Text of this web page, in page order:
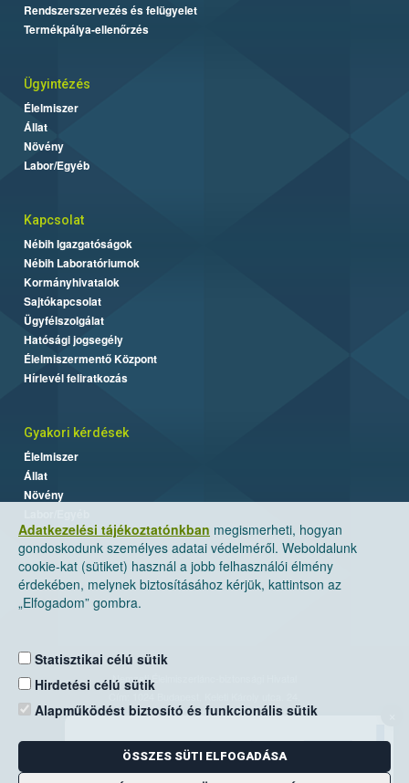
Adatkezelési tájékoztatónkban megismerheti, hogyan
gondoskodunk személyes adatai védelméről. Weboldalunk
cookie-kat (sütiket) használ a jobb felhasználói élmény
érdekében, melynek biztosításához kérjük, kattintson az
„Elfogadom” gombra.
Statisztikai célú sütik
Hirdetési célú sütik
Alapműködést biztosító és funkcionális sütik
ÖSSZES SÜTI ELFOGADÁSA
Rendszerszervezés és felügyelet
Termékpálya-ellenőrzés
Ügyintézés
Élelmiszer
Állat
Növény
Labor/Egyéb
Kapcsolat
Nébih Igazgatóságok
Nébih Laboratóriumok
Kormányhivatalok
Sajtókapcsolat
Ügyfélszolgálat
Hatósági jogsegély
Élelmiszermentő Központ
Hírlevél feliratkozás
Gyakori kérdések
Élelmiszer
Állat
Növény
Nemzeti Élelmiszerlánc-biztonsági Hivatal
Levelezési cím: 1525 Budapest. Pf. 30.
E-mail:ugyfelszolgalat@nebih.gov.hu